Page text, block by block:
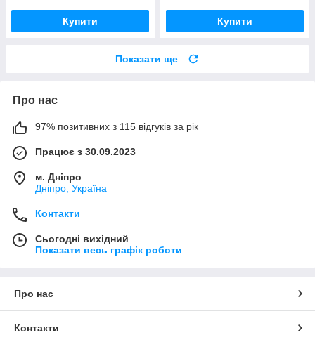
Купити Купити
Показати ще
Про нас
97% позитивних з 115 відгуків за рік
Працює з 30.09.2023
м. Дніпро
Дніпро, Україна
Контакти
Сьогодні вихідний
Показати весь графік роботи
Про нас
Контакти